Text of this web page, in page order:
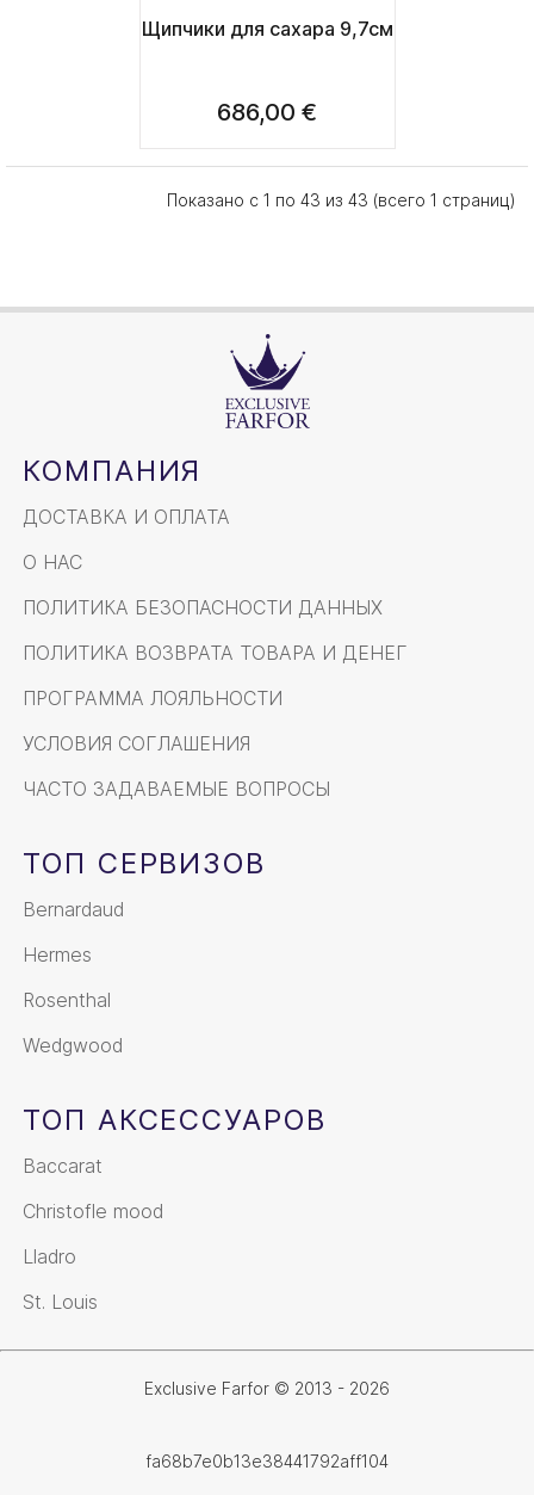
Щипчики для сахара 9,7см
686,00 €
Показано с 1 по 43 из 43 (всего 1 страниц)
КОМПАНИЯ
ДОСТАВКА И ОПЛАТА
О НАС
ПОЛИТИКА БЕЗОПАСНОСТИ ДАННЫХ
ПОЛИТИКА ВОЗВРАТА ТОВАРА И ДЕНЕГ
ПРОГРАММА ЛОЯЛЬНОСТИ
УСЛОВИЯ СОГЛАШЕНИЯ
ЧАСТО ЗАДАВАЕМЫЕ ВОПРОСЫ
ТОП СЕРВИЗОВ
Bernardaud
Hermes
Rosenthal
Wedgwood
ТОП АКСЕССУАРОВ
Baccarat
Christofle mood
Lladro
St. Louis
Exclusive Farfor © 2013 - 2026
fa68b7e0b13e38441792aff104